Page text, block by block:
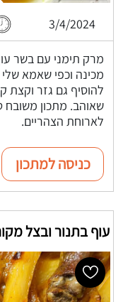
3/4/2024
מרק תימני עם בשר
מכינה וכפי שאמא שלי
להוסיף גם גזר
שאוהב. מתכון
לארוחת הצהריים.
כניסה למתכון
עוף בתנור ובצל